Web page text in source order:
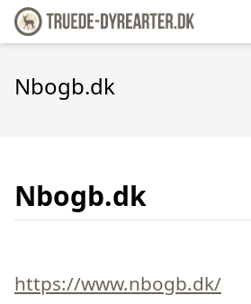
Nbogb.dk
Nbogb.dk
https://www.nbogb.dk/